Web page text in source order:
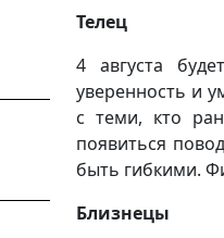
Телец
4 августа
уверенность и
с теми, кто
появиться
быть гибкими.
Близнецы